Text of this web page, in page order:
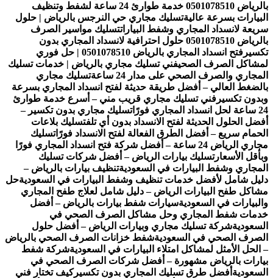
بالرياض 0501078510 خدمة طوارئ 24 ساعة لشفط وتنظيف
البيارات بسرعة عاليةتسليك مجاري حي النرجس بالرياض | حلول
سريعة لانسداد المجاري وشفط البياراتتسليك مواسير الصرف
بالرياض 0501078510 حلول احترافية لانسداد المجاري بدون
تكسير
فتح انسداد المجاري بالرياض 0501078510 | حل فوري
لمشاكل الصرف الصحيفني تسليك مجاري بالرياض | خدمات تسليك
المجاري والصرف الصحي على مدار 24 ساعة
تسليك مجاري
بالضغط العالي – أفضل طريقة حديثة لفتح انسداد المجاري بسرعة
وبدون تكسير فني تسليك مجاري قريب مني – أسرع خدمة طوارئ
24 ساعة لحل انسداد المجاري فورًا
تسليك مجاري بدون تكسير –
أفضل الحلول الحديثة لفتح الانسداد بدون أي تلفتسليك بلاعات
الحمام سريع – أفضل الطرق الفعالة لفتح الانسداد فورًاتسليك
مجاري الرياض 24 ساعة – أفضل شركة فتح انسداد المجاري فورًا
وبأقل الأسعارتسليك بيارات الرياض – أفضل شركات تسليك
المجاري وشفط البيارات في السعوديةتنظيف بيارات بالرياض –
دليل شامل لأفضل خدمات تنظيف وشفط البيارات في السعوديةحل
مشاكل طفح البيارات الرياض – دليل شامل لعلاج طفح المجاري
والبيارات في السعوديةسيارات شفط بيارات بالرياض – أفضل
خدمات شفط المجاري وحل مشاكل الصرف الصحي في
السعوديةشركة تسليك مجاري وبيارات الرياض – أفضل حلول
الصرف الصحي في السعوديةشفط خزانات الصرف الصحي بالرياض
– الحل الأمثل لمشاكل امتلاء البيارات في السعوديةشركة شفط
بيارات بالرياض مشهورة – أفضل شركات الصرف الصحي في
السعودية أفضل طرق تسليك المجاري بدون تكسيركيف تختار فني